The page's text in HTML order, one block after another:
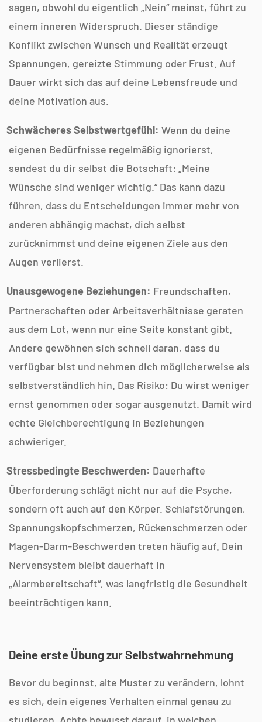
sagen, obwohl du eigentlich „Nein“ meinst, führt zu
einem inneren Widerspruch. Dieser ständige
Konflikt zwischen Wunsch und Realität erzeugt
Spannungen, gereizte Stimmung oder Frust. Auf
Dauer wirkt sich das auf deine Lebensfreude und
deine Motivation aus.
Schwächeres Selbstwertgefühl: Wenn du deine
eigenen Bedürfnisse regelmäßig ignorierst,
sendest du dir selbst die Botschaft: „Meine
Wünsche sind weniger wichtig.“ Das kann dazu
führen, dass du Entscheidungen immer mehr von
anderen abhängig machst, dich selbst
zurücknimmst und deine eigenen Ziele aus den
Augen verlierst.
Unausgewogene Beziehungen: Freundschaften,
Partnerschaften oder Arbeitsverhältnisse geraten
aus dem Lot, wenn nur eine Seite konstant gibt.
Andere gewöhnen sich schnell daran, dass du
verfügbar bist und nehmen dich möglicherweise als
selbstverständlich hin. Das Risiko: Du wirst weniger
ernst genommen oder sogar ausgenutzt. Damit wird
echte Gleichberechtigung in Beziehungen
schwieriger.
Stressbedingte Beschwerden: Dauerhafte
Überforderung schlägt nicht nur auf die Psyche,
sondern oft auch auf den Körper. Schlafstörungen,
Spannungskopfschmerzen, Rückenschmerzen oder
Magen-Darm-Beschwerden treten häufig auf. Dein
Nervensystem bleibt dauerhaft in
„Alarmbereitschaft“, was langfristig die Gesundheit
beeinträchtigen kann.
Deine erste Übung zur Selbstwahrnehmung
Bevor du beginnst, alte Muster zu verändern, lohnt
es sich, dein eigenes Verhalten einmal genau zu
studieren. Achte bewusst darauf, in welchen